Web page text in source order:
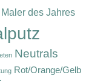
Maler des Jahres
Neutrals
Rot/Orange/Gelb